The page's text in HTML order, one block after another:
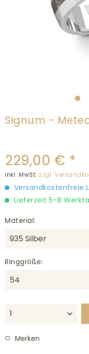
Signum -
229,00 € *
inkl. MwSt. zzgl.
Versandkostenfreie
Lieferzeit 5-8
Material:
Ringgröße:
Merken